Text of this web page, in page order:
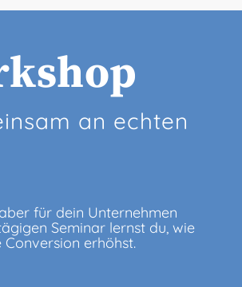
an echten
für dein Unternehmen
Seminar lernst du, wie
erhöhst.